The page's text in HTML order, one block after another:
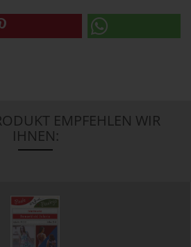
EMPFEHLEN WIR
IHNEN: